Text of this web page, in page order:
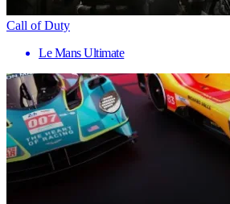
Call of Duty
Le Mans Ultimate